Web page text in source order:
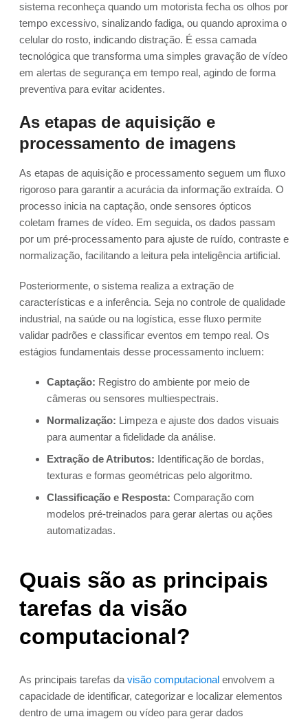
sistema reconheça quando um motorista fecha os olhos por
tempo excessivo, sinalizando fadiga, ou quando aproxima o
celular do rosto, indicando distração. É essa camada
tecnológica que transforma uma simples gravação de vídeo
em alertas de segurança em tempo real, agindo de forma
preventiva para evitar acidentes.
As etapas de aquisição e
processamento de imagens
As etapas de aquisição e processamento seguem um fluxo
rigoroso para garantir a acurácia da informação extraída. O
processo inicia na captação, onde sensores ópticos
coletam frames de vídeo. Em seguida, os dados passam
por um pré-processamento para ajuste de ruído, contraste e
normalização, facilitando a leitura pela inteligência artificial.
Posteriormente, o sistema realiza a extração de
características e a inferência. Seja no controle de qualidade
industrial, na saúde ou na logística, esse fluxo permite
validar padrões e classificar eventos em tempo real. Os
estágios fundamentais desse processamento incluem:
Captação: Registro do ambiente por meio de
câmeras ou sensores multiespectrais.
Normalização: Limpeza e ajuste dos dados visuais
para aumentar a fidelidade da análise.
Extração de Atributos: Identificação de bordas,
texturas e formas geométricas pelo algoritmo.
Classificação e Resposta: Comparação com
modelos pré-treinados para gerar alertas ou ações
automatizadas.
Quais são as principais
tarefas da visão
computacional?
As principais tarefas da visão computacional envolvem a
capacidade de identificar, categorizar e localizar elementos
dentro de uma imagem ou vídeo para gerar dados